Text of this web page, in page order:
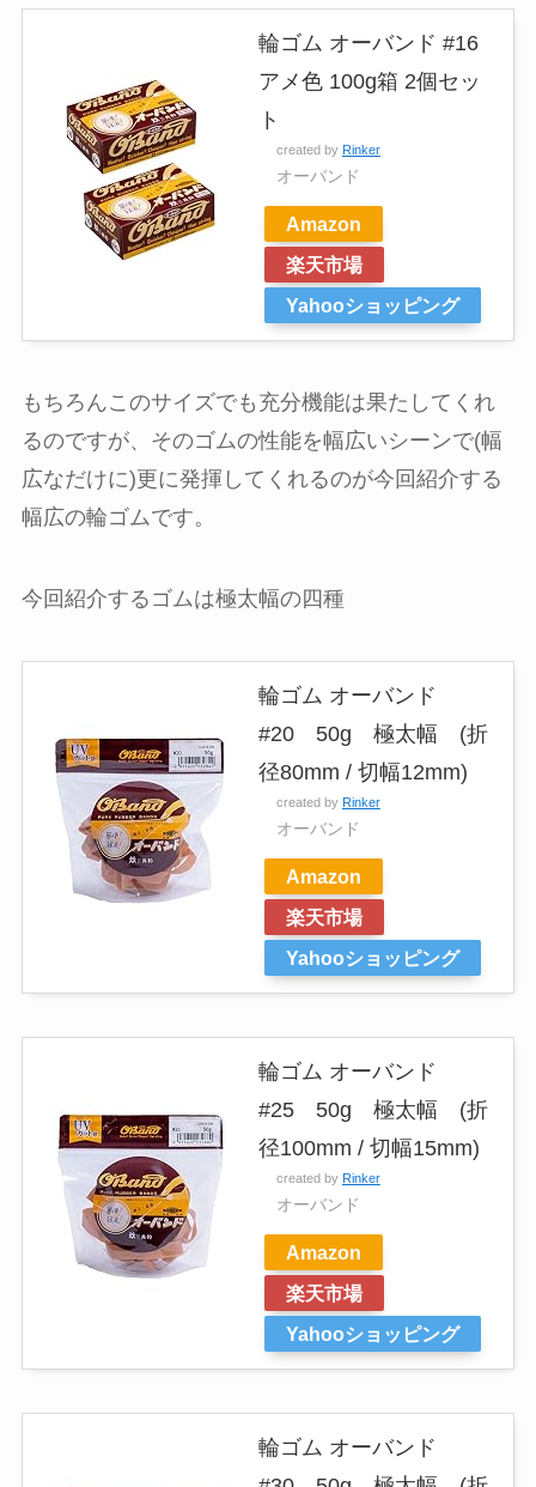
輪ゴム オーバンド #16
アメ色 100g箱 2個セッ
ト
created by Rinker
オーバンド
Amazon
楽天市場
Yahooショッピング
もちろんこのサイズでも充分機能は果たしてくれ
るのですが、そのゴムの性能を幅広いシーンで(幅
広なだけに)更に発揮してくれるのが今回紹介する
幅広の輪ゴムです。
今回紹介するゴムは極太幅の四種
輪ゴム オーバンド
#20 50g 極太幅 (折
径80mm / 切幅12mm)
created by Rinker
オーバンド
Amazon
楽天市場
Yahooショッピング
輪ゴム オーバンド
#25 50g 極太幅 (折
径100mm / 切幅15mm)
created by Rinker
オーバンド
Amazon
楽天市場
Yahooショッピング
輪ゴム オーバンド